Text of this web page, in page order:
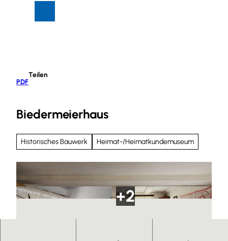
PDF
Teilen
Biedermeierhaus
Historisches Bauwerk Heimat-/Heimatkundemuseum